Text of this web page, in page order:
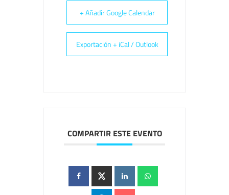
+ Añadir Google Calendar
Exportación + iCal / Outlook
COMPARTIR ESTE EVENTO